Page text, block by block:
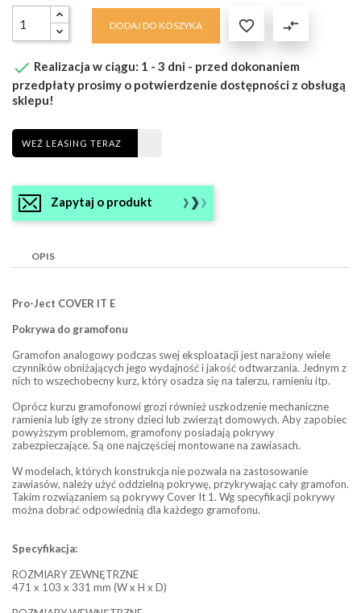
DODAJ DO KOSZYKA  compare_arrows
 Realizacja w ciągu: 1 - 3 dni - przed dokonaniem
przedpłaty prosimy o potwierdzenie dostępności z obsługą
sklepu!
WEŹ LEASING TERAZ
Zapytaj o produkt
OPIS
Pro-Ject COVER IT E
Pokrywa do gramofonu
Gramofon analogowy podczas swej eksploatacji jest narażony wiele
czynników obniżających jego wydajność i jakość odtwarzania. Jednym z
nich to wszechobecny kurz, który osadza się na talerzu, ramieniu itp.
Oprócz kurzu gramofonowi grozi również uszkodzenie mechaniczne
ramienia lub igły ze strony dzieci lub zwierząt domowych. Aby zapobiec
powyższym problemom, gramofony posiadają pokrywy
zabezpieczające. Są one najczęściej montowane na zawiasach.
W modelach, których konstrukcja nie pozwala na zastosowanie
zawiasów, należy użyć oddzielną pokrywę, przykrywając cały gramofon.
Takim rozwiązaniem są pokrywy Cover It 1. Wg specyfikacji pokrywy
można dobrać odpowiednią dla każdego gramofonu.
Specyfikacja:
ROZMIARY ZEWNĘTRZNE
471 x 103 x 331 mm (W x H x D)